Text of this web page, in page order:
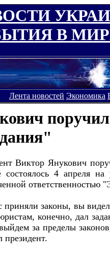
В
Лента новостей Экономика
Виктор Янукович
состоялось 4 апреля
ответственностью
приняли законы, вы
конечно, дал
за пределы
президент.